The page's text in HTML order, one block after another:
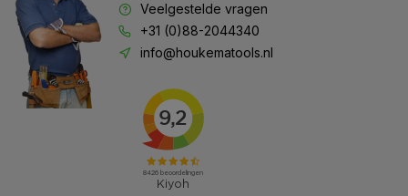
Veelgestelde vragen
+31 (0)88-2044340
info@houkematools.nl